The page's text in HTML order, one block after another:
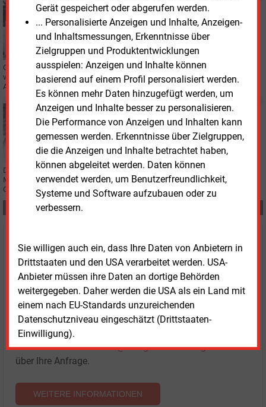
Gerät gespeichert oder abgerufen werden.
... Personalisierte Anzeigen und Inhalte, Anzeigen-
und Inhaltsmessungen, Erkenntnisse über
Zielgruppen und Produktentwicklungen
ausspielen: Anzeigen und Inhalte können
basierend auf einem Profil personalisiert werden.
Es können mehr Daten hinzugefügt werden, um
Anzeigen und Inhalte besser zu personalisieren.
Die Performance von Anzeigen und Inhalten kann
gemessen werden. Erkenntnisse über Zielgruppen,
die die Anzeigen und Inhalte betrachtet haben,
können abgeleitet werden. Daten können
verwendet werden, um Benutzerfreundlichkeit,
Systeme und Software aufzubauen oder zu
verbessern.
Sie willigen auch ein, dass Ihre Daten von Anbietern in
Drittstaaten und den USA verarbeitet werden. USA-
Anbieter müssen ihre Daten an dortige Behörden
weitergegeben. Daher werden die USA als ein Land mit
einem nach EU-Standards unzureichenden
Datenschutzniveau eingeschätzt (Drittstaaten-
Einwilligung).
Mittwoch, 28.09.2022, 12:00
UNTERNEHMEN
Orcan Energy gewinnt weitere Investoren
Orcan Energy hat im vergangenen Jahr einen deutlichen Auftragsanstieg
verzeichnet. Für das weitere Wachstum hat der Münchner
Abwärmespezialist nun mehr als 28 Mio. Euro eingesammelt.
Mittwoch, 8.06.2022, 11:47
PERSONALIE
Jentsch neuer Finanzvorstand von Orcan Energy
Das Münchner Abwärmeunternehmen Orcan Energy verstärkt sein
Management-Team: Marcus Jentsch wird neuer Finanzvorstand (CFO) bei
Orcan Energy.
Teilen:
Haben Sie Interesse an Content oder
Mehrfachzugängen für Ihr Unternehmen?
Sprechen Sie uns an, wenn Sie Fragen zur Nutzung von
E&M-Inhalten oder den verschiedenen Abonnement-
Paketen haben.
Das E&M-Vertriebsteam freut sich unter Tel. 08152 / 93
11-77 oder untervertrieb@energie-und-management.de
über Ihre Anfrage.
WEITERE INFORMATIONEN